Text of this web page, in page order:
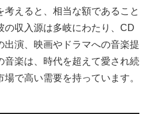
考えると、相当な額であること
の収入源は多岐にわたり、CD
出演、映画やドラマへの音楽提
音楽は、時代を超えて愛され続
で高い需要を持っています。